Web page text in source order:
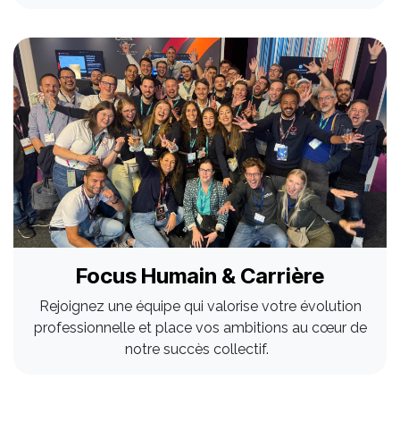
Focus Humain & Carrière
Rejoignez une équipe qui valorise votre évolution
professionnelle et place vos ambitions au cœur de
notre succès collectif.